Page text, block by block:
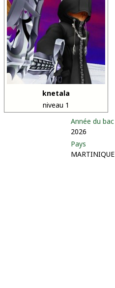
knetala
niveau 1
Année du bac
2026
Pays
MARTINIQUE